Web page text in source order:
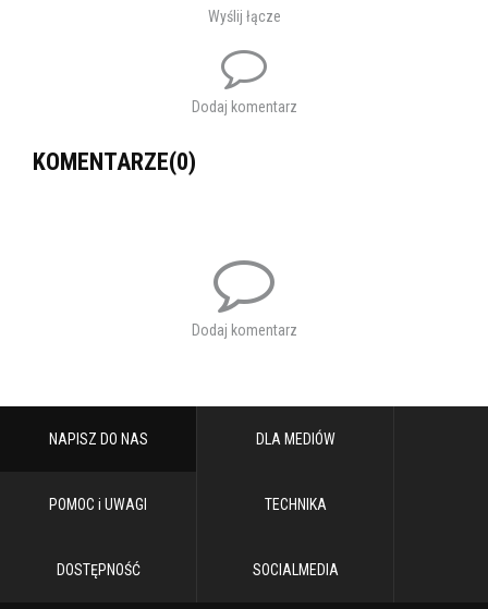
Samorząd Województwa Lubelskiego”
Tagi: niepodległa
Wyślij łącze
Dodaj komentarz
KOMENTARZE(0)
Dodaj komentarz
NAPISZ DO NAS DLA MEDIÓW
POMOC i UWAGI TECHNIKA
DOSTĘPNOŚĆ SOCIALMEDIA